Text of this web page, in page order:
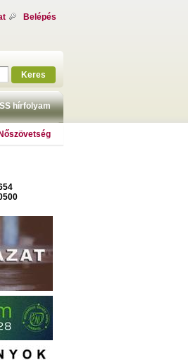
Belépés
Keres
hírfolyam